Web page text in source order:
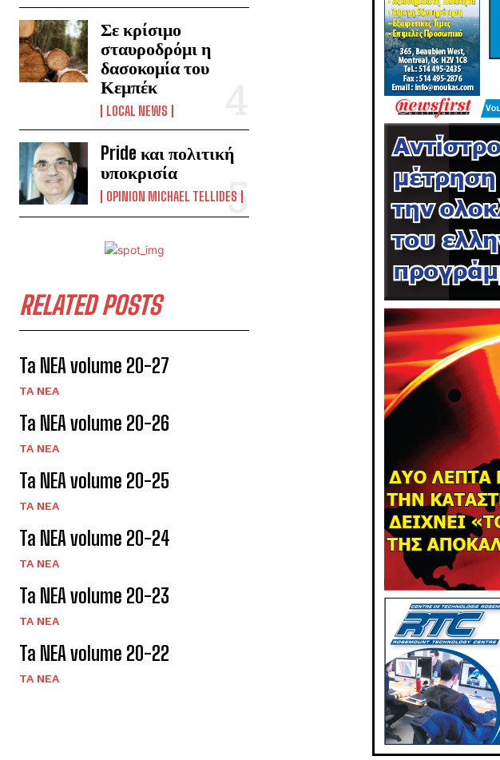
Σε κρίσιμο
σταυροδρόμι η
δασοκομία του
Κεμπέκ
LOCAL NEWS
Pride και πολιτική
υποκρισία
OPINION MICHAEL TELLIDES
RELATED POSTS
Ta NEA volume 20-27
TA NEA
Ta NEA volume 20-26
TA NEA
Ta NEA volume 20-25
TA NEA
Ta NEA volume 20-24
TA NEA
Ta NEA volume 20-23
TA NEA
Ta NEA volume 20-22
TA NEA